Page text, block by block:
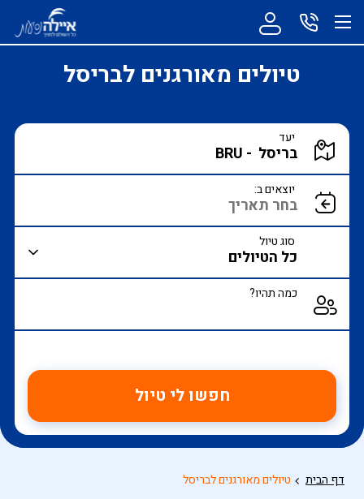
טיולים מאורגנים לבריסל
יעדהקלד יעד או עבור לכפתור הבא לבחירת יעד מרשימה
הצג רשימת יעדים לבחירה
יוצאים ב:
סוג טיול
כמה תהיו?
חפשו לי טיול
דף הבית טיולים מאורגנים לבריסל